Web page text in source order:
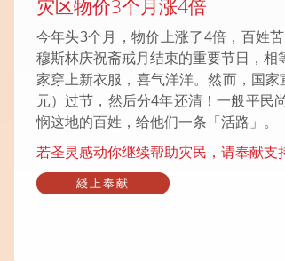
灾区物价3个月涨4倍
今年头3个月，物价上涨了4倍，百姓
穆斯林庆祝斋戒月结束的重要节日，
家穿上新衣服，喜气洋洋。然而，国
元）过节，然后分4年还清！一般平民
悯这地的百姓，给他们一条「活路」。
若圣灵感动你继续帮助灾民，请奉献
綫上奉献